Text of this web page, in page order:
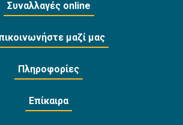
Συναλλαγές online
μαζί μας
Πληροφορίες
Επίκαιρα